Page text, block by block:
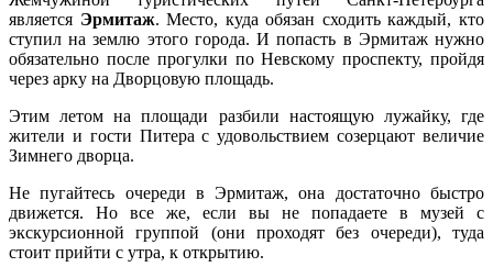
является Эрмитаж. Место, куда обязан сходить каждый, кто
ступил на землю этого города. И попасть в Эрмитаж нужно
обязательно после прогулки по Невскому проспекту, пройдя
через арку на Дворцовую площадь.
Этим летом на площади разбили настоящую лужайку, где
жители и гости Питера с удовольствием созерцают величие
Зимнего дворца.
Не пугайтесь очереди в Эрмитаж, она достаточно быстро
движется. Но все же, если вы не попадаете в музей с
экскурсионной группой (они проходят без очереди), туда
стоит прийти с утра, к открытию.